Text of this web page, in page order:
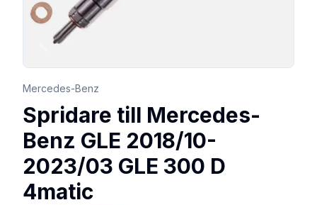
Mercedes-Benz
Spridare till Mercedes-
Benz GLE 2018/10-
2023/03 GLE 300 D
4matic